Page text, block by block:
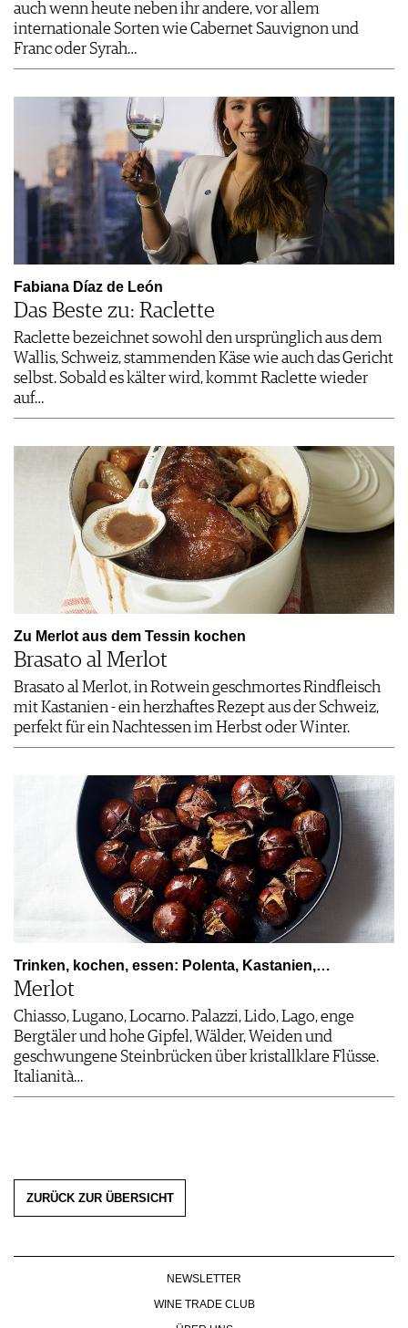
auch wenn heute neben ihr andere, vor allem
internationale Sorten wie Cabernet Sauvignon und
Franc oder ­Syrah…
Fabiana Díaz de León
Das Beste zu: Raclette
Raclette bezeichnet sowohl den ursprünglich aus dem
Wallis, Schweiz, stammenden Käse wie auch das Gericht
selbst. Sobald es kälter wird, kommt Raclette wieder
auf…
Zu Merlot aus dem Tessin kochen
Brasato al Merlot
Brasato al Merlot, in Rotwein geschmortes Rindfleisch
mit Kastanien - ein herzhaftes Rezept aus der Schweiz,
perfekt für ein Nachtessen im Herbst oder Winter.
Trinken, kochen, essen: Polenta, Kastanien,…
Merlot
Chiasso, Lugano, Locarno. Palazzi, Lido, Lago, enge
Bergtäler und hohe Gipfel, Wälder, Weiden und
geschwungene Steinbrücken über kristallklare Flüsse.
Italianità…
ZURÜCK ZUR ÜBERSICHT
NEWSLETTER
WINE TRADE CLUB